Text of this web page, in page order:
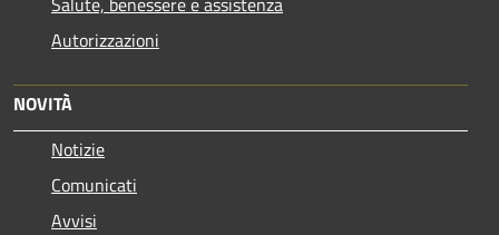
Autorizzazioni
NOVITÀ
Notizie
Comunicati
Avvisi